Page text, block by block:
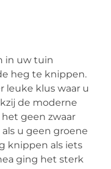
in uw tuin
heg te knippen.
leuke klus waar u
de moderne
geen zwaar
u geen groene
knippen als iets
ging het sterk